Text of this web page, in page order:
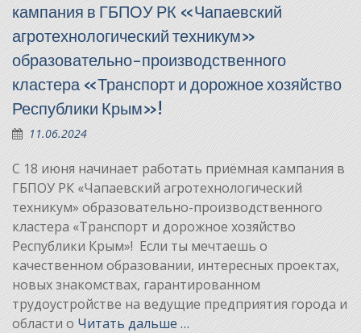
кампания в ГБПОУ РК «Чапаевский
агротехнологический техникум»
образовательно-производственного
кластера «Транспорт и дорожное хозяйство
Республики Крым»!
11.06.2024
С 18 июня начинает работать приёмная кампания в
ГБПОУ РК «Чапаевский агротехнологический
техникум» образовательно-производственного
кластера «Транспорт и дорожное хозяйство
Республики Крым»! Если ты мечтаешь о
качественном образовании, интересных проектах,
новых знакомствах, гарантированном
трудоустройстве на ведущие предприятия города и
области о Читать дальше …